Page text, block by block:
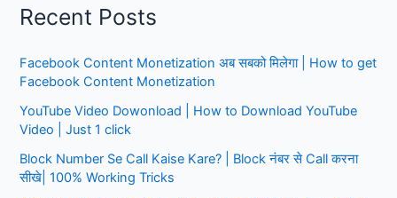
call
Kaise
nikale
Recent Posts
Facebook Content Monetization अब सबको मिलेगा | How to get
Facebook Content Monetization
YouTube Video Dowonload | How to Download YouTube
Video | Just 1 click
Block Number Se Call Kaise Kare? | Block नंबर से Call करना
सीखे| 100% Working Tricks